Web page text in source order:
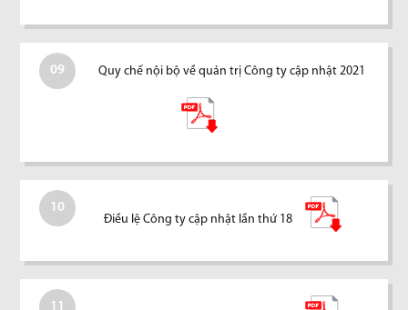
09 Quy chế nội bộ về quản trị Công ty cập nhật 2021
10
Điều lệ Công ty cập nhật lần thứ 18
11